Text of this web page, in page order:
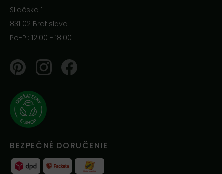
Sliačska 1
831 02 Bratislava
Po-Pi: 12.00 - 18.00
PinterestInstagramFacebook
BEZPEČNÉ DORUČENIE